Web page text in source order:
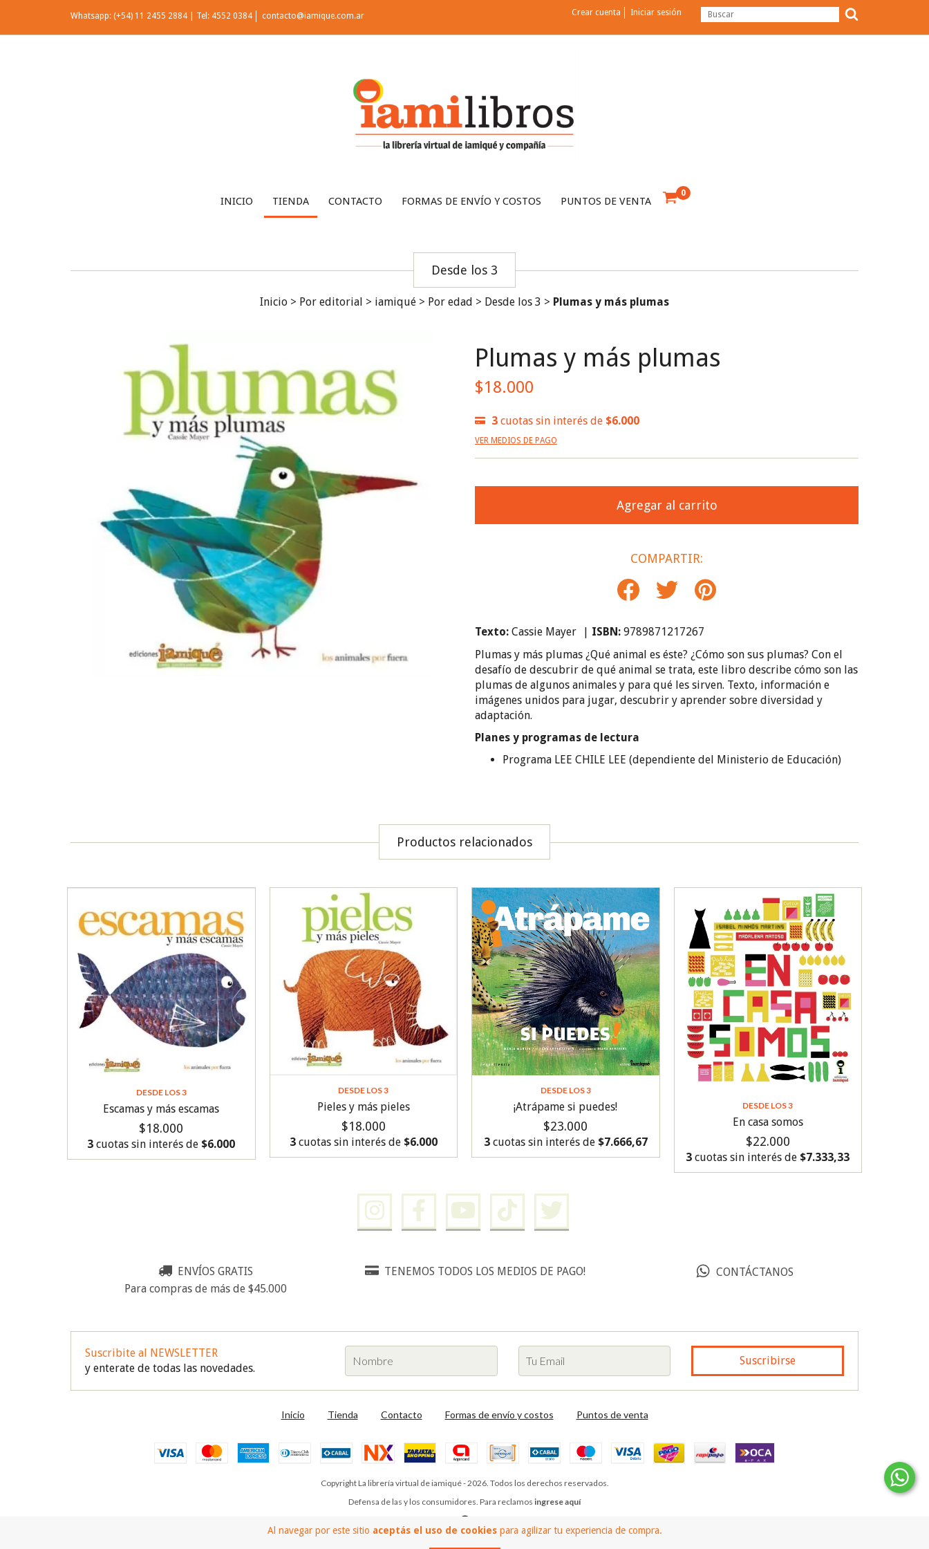
Whatsapp: (+54) 11 2455 2884 | Tel: 4552 0384 contacto@iamique.com.ar Crear cuenta Iniciar sesión
Al navegar por este sitio aceptás el uso de cookiespara agilizar tu experiencia de compra.
INICIO TIENDA CONTACTO FORMAS DE ENVÍO Y COSTOS PUNTOS DE VENTA
0
Desde los 3
Inicio > Por editorial > iamiqué > Por edad > Desde los 3 > Plumas y más plumas
Plumas y más plumas
$18.000
3 cuotas sin interés de $6.000
VER MEDIOS DE PAGO
COMPARTIR:
Texto: Cassie Mayer | ISBN: 9789871217267
Plumas y más plumas ¿Qué animal es éste? ¿Cómo son sus plumas? Con el
desafío de descubrir de qué animal se trata, este libro describe cómo son las
plumas de algunos animales y para qué les sirven. Texto, información e
imágenes unidos para jugar, descubrir y aprender sobre diversidad y
adaptación.
Planes y programas de lectura
Programa LEE CHILE LEE (dependiente del Ministerio de Educación)
Productos relacionados
DESDE LOS 3
Escamas y más escamas
$18.000
3 cuotas sin interés de $6.000
DESDE LOS 3
Pieles y más pieles
$18.000
3cuotas sin interés de $6.000
DESDE LOS 3
¡Atrápame si puedes!
$23.000
3cuotas sin interés de $7.666,67
DESDE LOS 3
En casa somos
$22.000
3 cuotas sin interés de $7.333,33
ENVÍOS GRATIS
Para compras de más de $45.000
TENEMOS TODOS LOS MEDIOS DE PAGO! CONTÁCTANOS
Suscribite al NEWSLETTER
y enterate de todas las novedades.
Inicio Tienda Contacto Formas de envío y costos Puntos de venta
Copyright La librería virtual de iamiqué - 2026. Todos los derechos reservados.
Defensa de las y los consumidores. Para reclamos ingrese aquí